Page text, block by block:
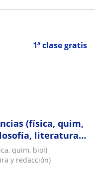
1ª clase gratis
(física, quim,
literatura y
quim, biol)
y redacción)